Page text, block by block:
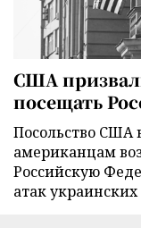
США
посещать
Посольство США
американцам
Российскую
атак